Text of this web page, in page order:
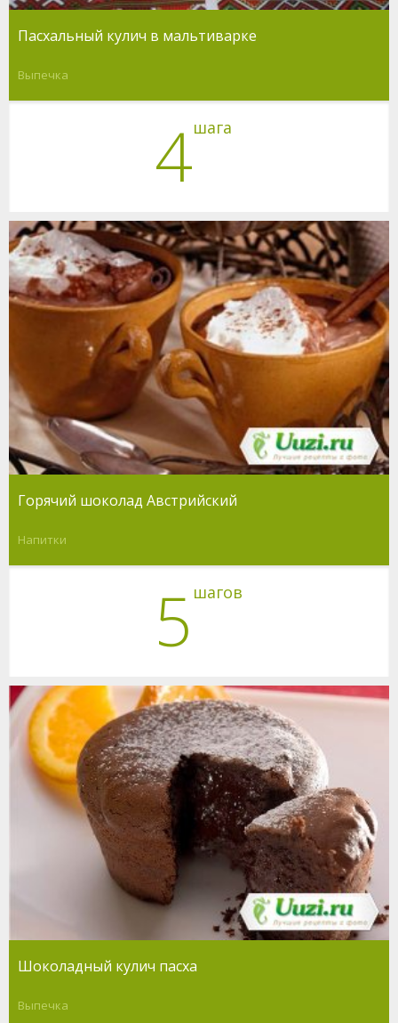
Пасхальный кулич в мальтиварке
Выпечка
4шага
Горячий шоколад Австрийский
Напитки
5 шагов
Шоколадный кулич пасха
Выпечка